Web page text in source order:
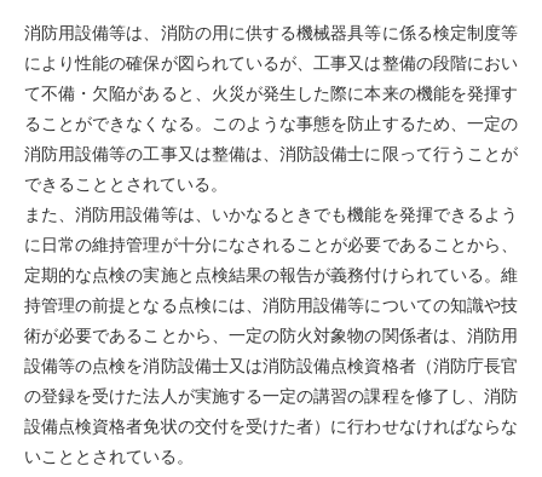
消防用設備等は、消防の用に供する機械器具等に係る検定制度等
により性能の確保が図られているが、工事又は整備の段階におい
て不備・欠陥があると、火災が発生した際に本来の機能を発揮す
ることができなくなる。このような事態を防止するため、一定の
消防用設備等の工事又は整備は、消防設備士に限って行うことが
できることとされている。
また、消防用設備等は、いかなるときでも機能を発揮できるよう
に日常の維持管理が十分になされることが必要であることから、
定期的な点検の実施と点検結果の報告が義務付けられている。維
持管理の前提となる点検には、消防用設備等についての知識や技
術が必要であることから、一定の防火対象物の関係者は、消防用
設備等の点検を消防設備士又は消防設備点検資格者（消防庁長官
の登録を受けた法人が実施する一定の講習の課程を修了し、消防
設備点検資格者免状の交付を受けた者）に行わせなければならな
いこととされている。